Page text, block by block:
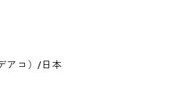
アコ）/日本